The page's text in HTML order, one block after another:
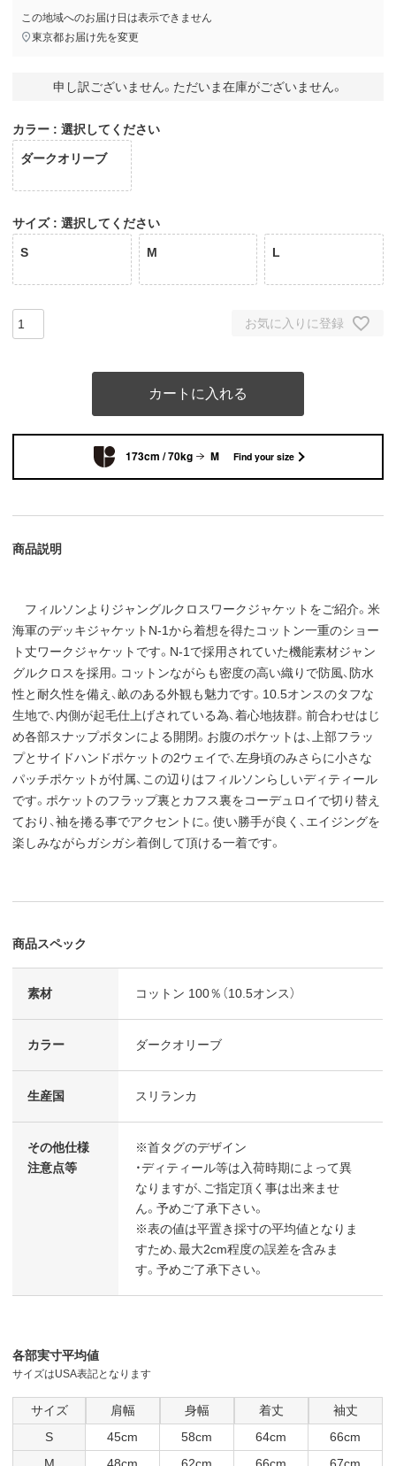
この地域へのお届け日は表示できません
東京都お届け先を変更
申し訳ございません。ただいま在庫がございません。
カラー 選択してください
ダークオリーブ
サイズ 選択してください
S M L
お気に入りに登録
カートに入れる
173cm / 70kg M Find your size
商品説明
フィルソンよりジャングルクロスワークジャケットをご紹介。米
海軍のデッキジャケットN-1から着想を得たコットン一重のショー
ト丈ワークジャケットです。N-1で採用されていた機能素材ジャン
グルクロスを採用。コットンながらも密度の高い織りで防風、防水
性と耐久性を備え、畝のある外観も魅力です。10.5オンスのタフな
生地で、内側が起毛仕上げされている為、着心地抜群。前合わせはじ
め各部スナップボタンによる開閉。お腹のポケットは、上部フラッ
プとサイドハンドポケットの2ウェイで、左身頃のみさらに小さな
パッチポケットが付属、この辺りはフィルソンらしいディティール
です。ポケットのフラップ裏とカフス裏をコーデュロイで切り替え
ており、袖を捲る事でアクセントに。使い勝手が良く、エイジングを
楽しみながらガシガシ着倒して頂ける一着です。
商品スペック
素材 コットン 100％（10.5オンス）
カラー ダークオリーブ
生産国 スリランカ
その他仕様
注意点等
※首タグのデザイン
・ディティール等は入荷時期によって異
なりますが、ご指定頂く事は出来ませ
ん。予めご了承下さい。
※表の値は平置き採寸の平均値となりま
すため、最大2cm程度の誤差を含みま
す。予めご了承下さい。
各部実寸平均値
サイズはUSA表記となります
サイズ 肩幅 身幅 着丈
袖丈
S
45cm 58cm 64cm
66cm
M
48cm 62cm 66cm 67cm